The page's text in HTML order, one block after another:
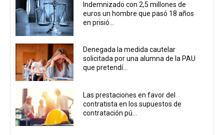
Indemnizado con 2,5 millones de
euros un hombre que pasó 18 años
en prisió...
Denegada la medida cautelar
solicitada por una alumna de la PAU
que pretendí...
Las prestaciones en favor del
contratista en los supuestos de
contratación pú...